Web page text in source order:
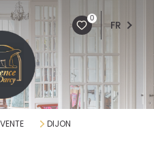
0
FR
VENTE
DIJON